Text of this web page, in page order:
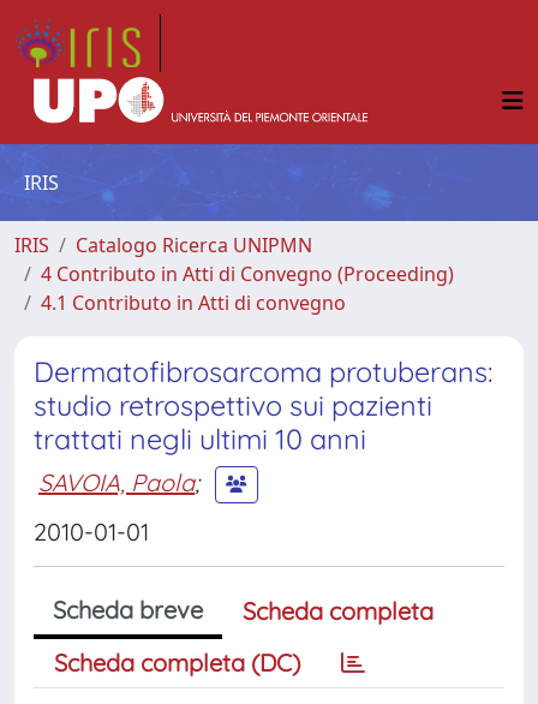
IRIS
IRIS
Catalogo Ricerca UNIPMN
4 Contributo in Atti di Convegno (Proceeding)
4.1 Contributo in Atti di convegno
Dermatofibrosarcoma protuberans:
studio retrospettivo sui pazienti
trattati negli ultimi 10 anni
SAVOIA, Paola;
2010-01-01
Scheda breve
Scheda completa
Scheda completa (DC)